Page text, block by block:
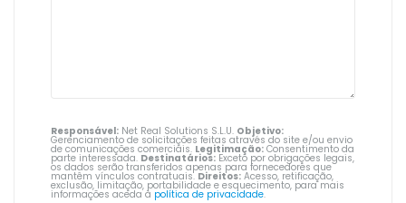
Responsável: Net Real Solutions S.L.U. Objetivo:
Gerenciamento de solicitações feitas através do site e/ou envio
de comunicações comerciais. Legitimação: Consentimento da
parte interessada. Destinatários: Exceto por obrigações legais,
os dados serão transferidos apenas para fornecedores que
mantêm vínculos contratuais. Direitos: Acesso, retificação,
exclusão, limitação, portabilidade e esquecimento, para mais
informações aceda à política de privacidade.